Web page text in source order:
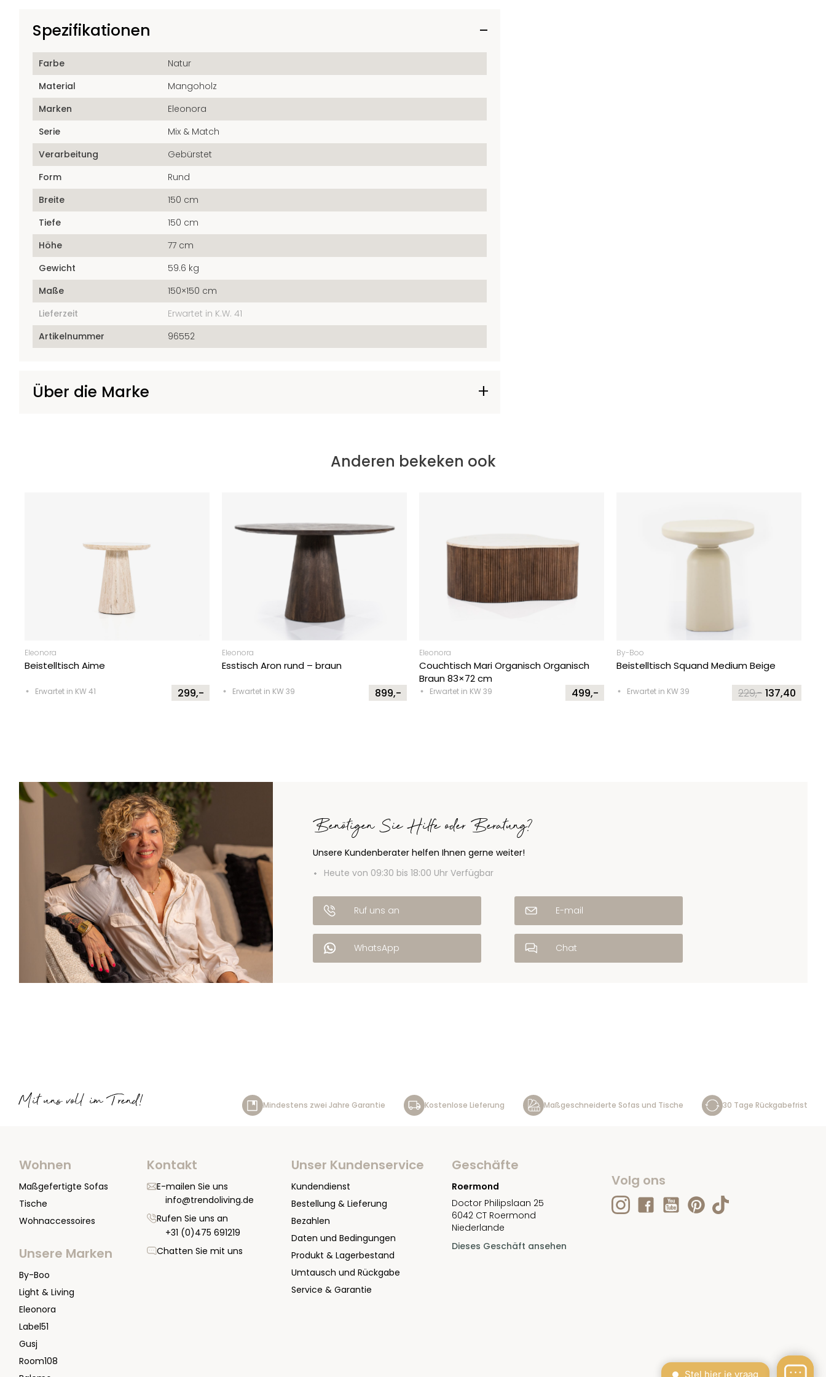
Spezifikationen
Farbe
Natur
Material
Mangoholz
Marken
Eleonora
Serie
Mix & Match
Verarbeitung
Gebürstet
Form
Rund
Breite
150 cm
Tiefe
150 cm
Höhe
77 cm
Gewicht
59.6 kg
Maße
150×150 cm
Lieferzeit
Erwartet in K.W. 41
Artikelnummer
96552
Über die Marke
Anderen bekeken ook
Eleonora
Beistelltisch Aime
Erwartet in KW 41 299,-
Eleonora
Esstisch Aron rund – braun
Erwartet in KW 39 899,-
Eleonora
Couchtisch Mari Organisch Organisch
Braun 83×72 cm
Erwartet in KW 39 499,-
By-Boo
Beistelltisch Squand Medium Beige
Erwartet in KW 39 229,-
Original137,40
Current
Benötigen Sie Hilfe oder Beratung?
Unsere Kundenberater helfen Ihnen gerne weiter!
Heute von 09:30 bis 18:00 Uhr Verfügbar
Ruf uns an E-mail
WhatsApp Chat
Mit uns voll im Trend! Mindestens zwei Jahre Garantie Kostenlose Lieferung Maßgeschneiderte Sofas und Tische 30 Tage Rückgabefrist
Wohnen
Maßgefertigte Sofas
Tische
Wohnaccessoires
Unsere Marken
By-Boo
Light & Living
Eleonora
Label51
Gusj
Room108
Kontakt
E-mailen Sie uns
info@trendoliving.de
Rufen Sie uns an
+31 (0)475 691219
Chatten Sie mit uns
Unser Kundenservice
Kundendienst
Bestellung & Lieferung
Bezahlen
Daten und Bedingungen
Produkt & Lagerbestand
Umtausch und Rückgabe
Service & Garantie
Geschäfte
Roermond
Doctor Philipslaan 25
6042 CT Roermond
Niederlande
Dieses Geschäft ansehen
Volg ons